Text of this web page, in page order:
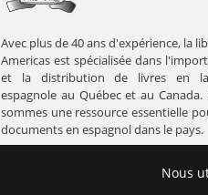
Avec plus de 40 ans d'expérience, la
Americas est spécialisée dans
et la distribution de livres en
espagnole au Québec et au Canada.
sommes une ressource essentielle
documents en espagnol dans le pays.
Nous